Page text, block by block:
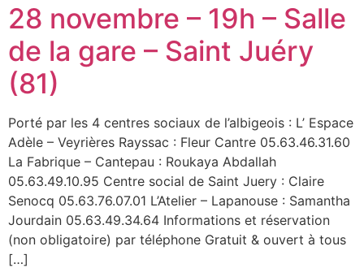
28 novembre – 19h – Salle
de la gare – Saint Juéry
(81)
Porté par les 4 centres sociaux de l’albigeois : L’ Espace
Adèle – Veyrières Rayssac : Fleur Cantre 05.63.46.31.60
La Fabrique – Cantepau : Roukaya Abdallah
05.63.49.10.95 Centre social de Saint Juery : Claire
Senocq 05.63.76.07.01 L’Atelier – Lapanouse : Samantha
Jourdain 05.63.49.34.64 Informations et réservation
(non obligatoire) par téléphone Gratuit & ouvert à tous
[…]